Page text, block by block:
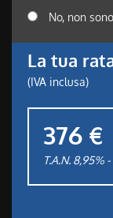
No, non
La tua
(IVA inclusa)
376 €
T.A.N. 8,95% -